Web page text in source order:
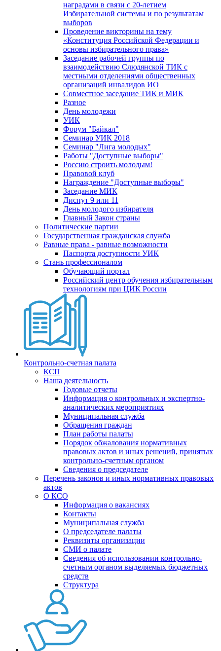
наградами в связи с 20-летием
Избирательной системы и по результатам
выборов
Проведение викторины на тему
«Конституция Российской Федерации и
основы избирательного права»
Заседание рабочей группы по
взаимодействию Слюдянской ТИК с
местными отделениями общественных
организаций инвалидов ИО
Совместное заседание ТИК и МИК
Разное
День молодежи
УИК
Форум "Байкал"
Семинар УИК 2018
Семинар "Лига молодых"
Работы "Доступные выборы"
Россию строить молодым!
Правовой клуб
Награждение "Доступные выборы"
Заседание МИК
Диспут 9 или 11
День молодого избирателя
Главный Закон страны
Политические партии
Государственная гражданская служба
Равные права - равные возможности
Паспорта доступности УИК
Стань профессионалом
Обучающий портал
Российский центр обучения избирательным
технологиям при ЦИК России
Контрольно-счетная палата
КСП
Наша деятельность
Годовые отчеты
Информация о контрольных и экспертно-
аналитических мероприятиях
Муниципальная служба
Обращения граждан
План работы палаты
Порядок обжалования нормативных
правовых актов и иных решений, принятых
контрольно-счетным органом
Сведения о председателе
Перечень законов и иных нормативных правовых
актов
О КСО
Информация о вакансиях
Контакты
Муниципальная служба
О председателе палаты
Реквизиты организации
СМИ о палате
Сведения об использовании контрольно-
счетным органом выделяемых бюджетных
средств
Структура